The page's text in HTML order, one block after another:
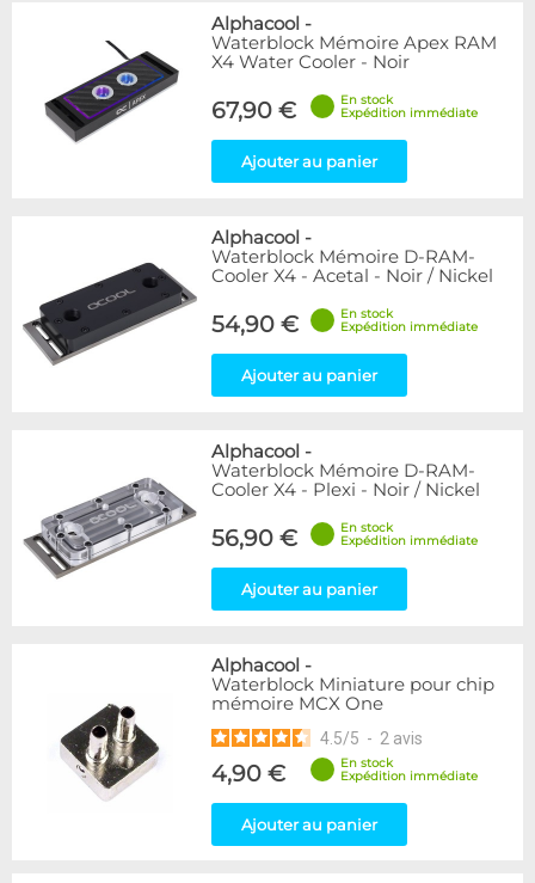
Alphacool -
Waterblock Mémoire Apex RAM
X4 Water Cooler - Noir
67,90 €
En stock
Expédition immédiate
Ajouter au panier
Alphacool -
Waterblock Mémoire D-RAM-
Cooler X4 - Acetal - Noir / Nickel
54,90 €
En stock
Expédition immédiate
Ajouter au panier
Alphacool -
Waterblock Mémoire D-RAM-
Cooler X4 - Plexi - Noir / Nickel
56,90 €
En stock
Expédition immédiate
Ajouter au panier
Alphacool -
Waterblock Miniature pour chip
mémoire MCX One
4.5/5 - 2 avis
4,90 €
En stock
Expédition immédiate
Ajouter au panier